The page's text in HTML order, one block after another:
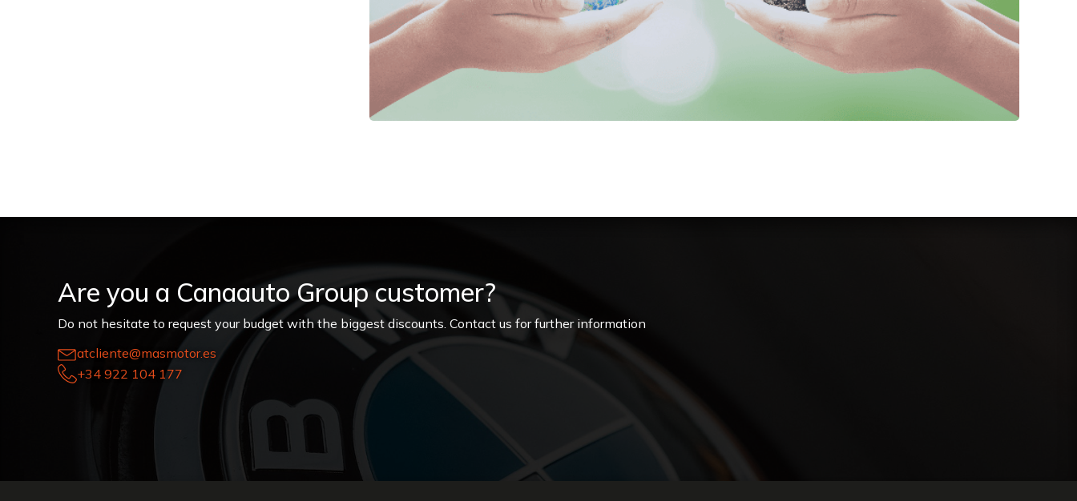
Are you a Canaauto Group customer?
Do not hesitate to request your budget with the biggest discounts. Contact us for further information
atcliente@masmotor.es
+34 922 104 177